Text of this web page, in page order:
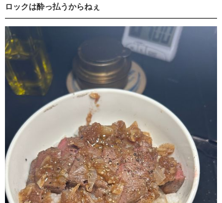
ロックは酔っ払うからねぇ